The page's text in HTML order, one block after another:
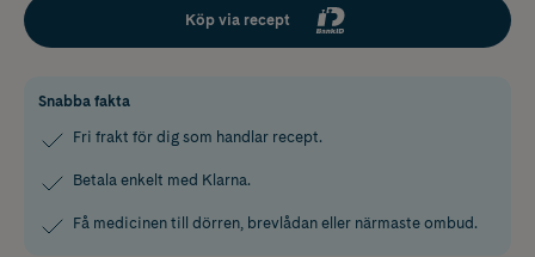
Köp via recept
Snabba fakta
Fri frakt för dig som handlar recept.
Betala enkelt med Klarna.
Få medicinen till dörren, brevlådan eller närmaste ombud.